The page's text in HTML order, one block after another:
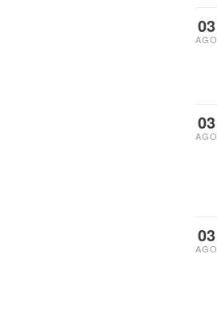
03
AGO
03
AGO
03
AGO